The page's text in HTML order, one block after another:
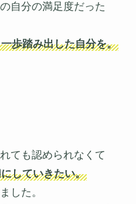
自分の満足度だった
歩踏み出した自分を。
ても認められなくて
していきたい。
した。